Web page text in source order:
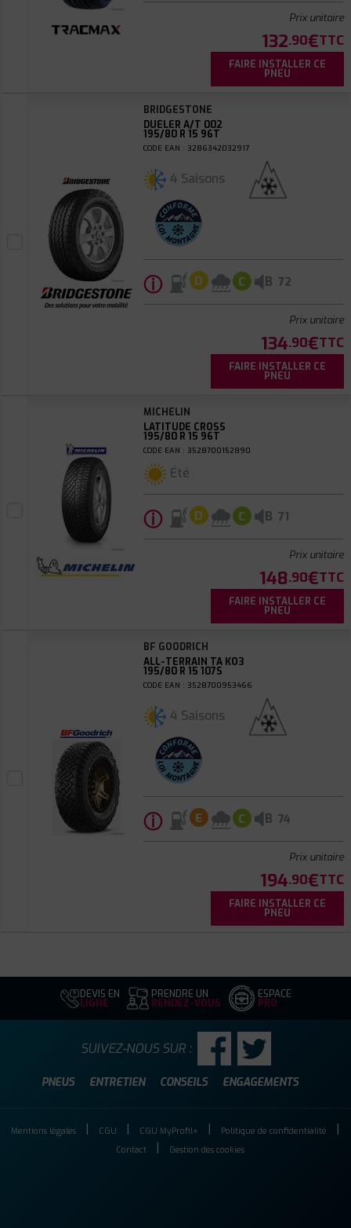
Prix unitaire
132.90€TTC
FAIRE INSTALLER CE
PNEU
BRIDGESTONE
DUELER A/T 002
195/80 R 15 96T
CODE EAN : 3286342032917
4 Saisons
ⓘ D C B 72
Prix unitaire
134.90€TTC
FAIRE INSTALLER CE
PNEU
MICHELIN
LATITUDE CROSS
195/80 R 15 96T
CODE EAN : 3528700152890
Été
ⓘ D C B 71
Prix unitaire
148.90€TTC
FAIRE INSTALLER CE
PNEU
BF GOODRICH
ALL-TERRAIN TA KO3
195/80 R 15 107S
CODE EAN : 3528700953466
4 Saisons
ⓘ E C B 74
Prix unitaire
194.90€TTC
FAIRE INSTALLER CE
PNEU
DEVIS EN
LIGNE
PRENDRE UN
RENDEZ-VOUS
ESPACE
PRO
PNEUS ENTRETIEN CONSEILS ENGAGEMENTS
SUIVEZ-NOUS SUR :
Mentions légales CGU CGU MyProfil+
Politique de confidentialité
Contact
Gestion des cookies